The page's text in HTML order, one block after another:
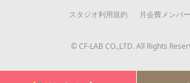
スタジオ利用規約 月会費メンバ
© CF-LAB CO.,LTD. All Rights